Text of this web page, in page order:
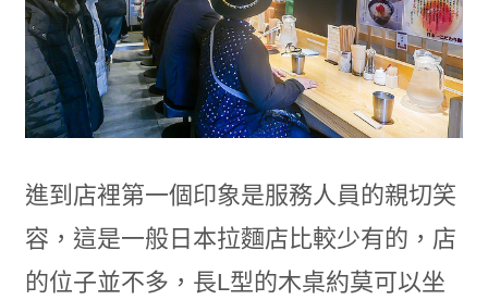
進到店裡第一個印象是服務人員的親切笑
容，這是一般日本拉麵店比較少有的，店
的位子並不多，長L型的木桌約莫可以坐